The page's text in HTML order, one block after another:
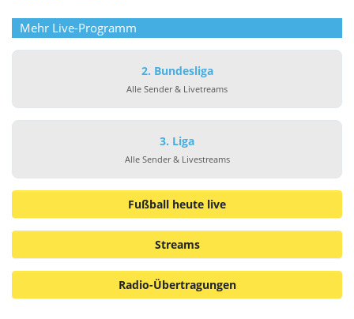
Mehr Live-Programm
2. Bundesliga
Alle Sender & Livetreams
3. Liga
Alle Sender & Livestreams
Fußball heute live
Streams
Radio-Übertragungen